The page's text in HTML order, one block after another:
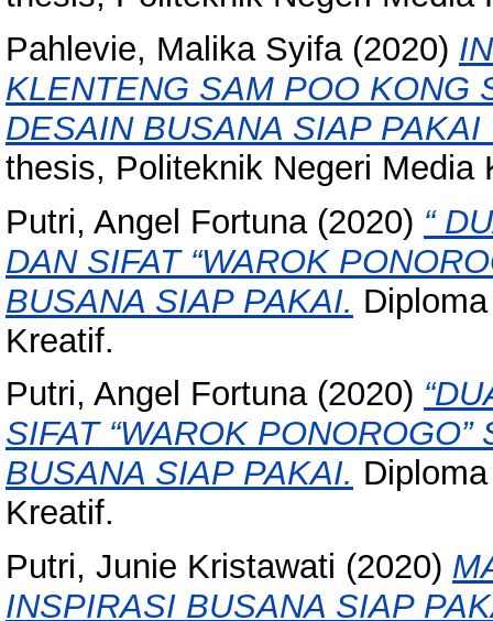
Pahlevie, Malika Syifa(2020)
KLENTENG SAM POO KONG
DESAIN BUSANA SIAP PAKAI
thesis, Politeknik Negeri Media
Putri, Angel Fortuna(2020) “
DAN SIFAT “WAROK
BUSANA SIAP PAKAI.
Kreatif.
Putri, Angel Fortuna(2020)
SIFAT “WAROK
BUSANA SIAP PAKAI.
Kreatif.
Putri, Junie Kristawati (2020)
INSPIRASI BUSANA SIAP